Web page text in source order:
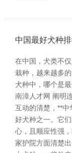
中国最好犬种
在中国，犬类不
栽种，越来越多
犬种中，哪个是
南漳人才网 阐明
互动的清楚，**
好犬种之一。它
心，且顺应性强
家护院方面清楚